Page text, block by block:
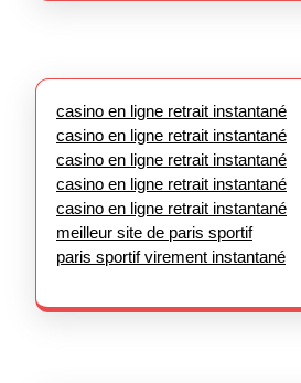
casino en ligne retrait instantané
casino en ligne retrait instantané
casino en ligne retrait instantané
casino en ligne retrait instantané
casino en ligne retrait instantané
meilleur site de paris sportif
paris sportif virement instantané